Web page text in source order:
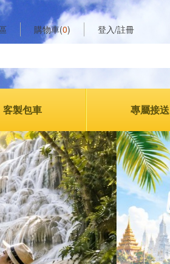
購物車(0) 登入/註冊
客製包車 專屬接送